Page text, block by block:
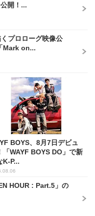
開！...
プロローグ映像公
Mark on...
BOYS、8月7日デビュ
「WAYF BOYS DO」で新
K-P...
HOUR : Part.5」の